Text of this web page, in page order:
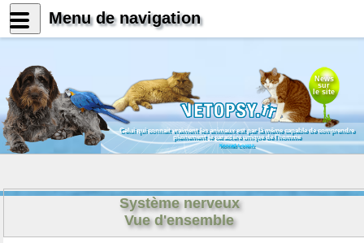
News
sur
le site
Celui qui connait vraiment les animaux est par là même capable de comprendre
pleinement le caractère unique de l'homme
Konrad Lorenz
Système nerveux
Vue d'ensemble
Menu de navigation